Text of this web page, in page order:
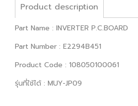
Product description
Part Name : INVERTER P.C.BOARD
Part Number : E2294B451
Product Code : 108050100061
รุ่นที่ใช้ได้ : MUY-JP09